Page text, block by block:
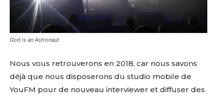
God is an Astronaut
Nous vous retrouverons en 2018, car nous savons
déjà que nous disposerons du studio mobile de
YouFM pour de nouveau interviewer et diffuser des